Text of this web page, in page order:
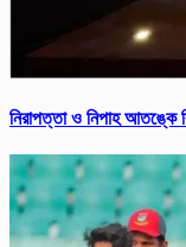
নিরাপত্তা ও নিপাহ আতঙ্কে